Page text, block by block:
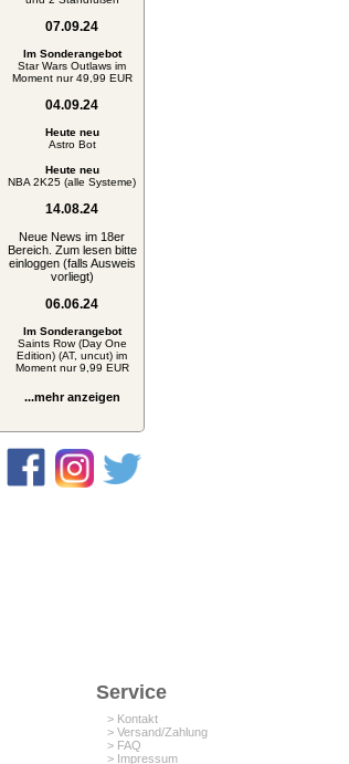
07.09.24
Im Sonderangebot
Star Wars Outlaws im
Moment nur 49,99 EUR
04.09.24
Heute neu
Astro Bot
Heute neu
NBA 2K25 (alle Systeme)
14.08.24
Neue News im 18er
Bereich. Zum lesen bitte
einloggen (falls Ausweis
vorliegt)
06.06.24
Im Sonderangebot
Saints Row (Day One
Edition) (AT, uncut) im
Moment nur 9,99 EUR
...mehr anzeigen
Service
> Kontakt
> Versand/Zahlung
> FAQ
> Impressum